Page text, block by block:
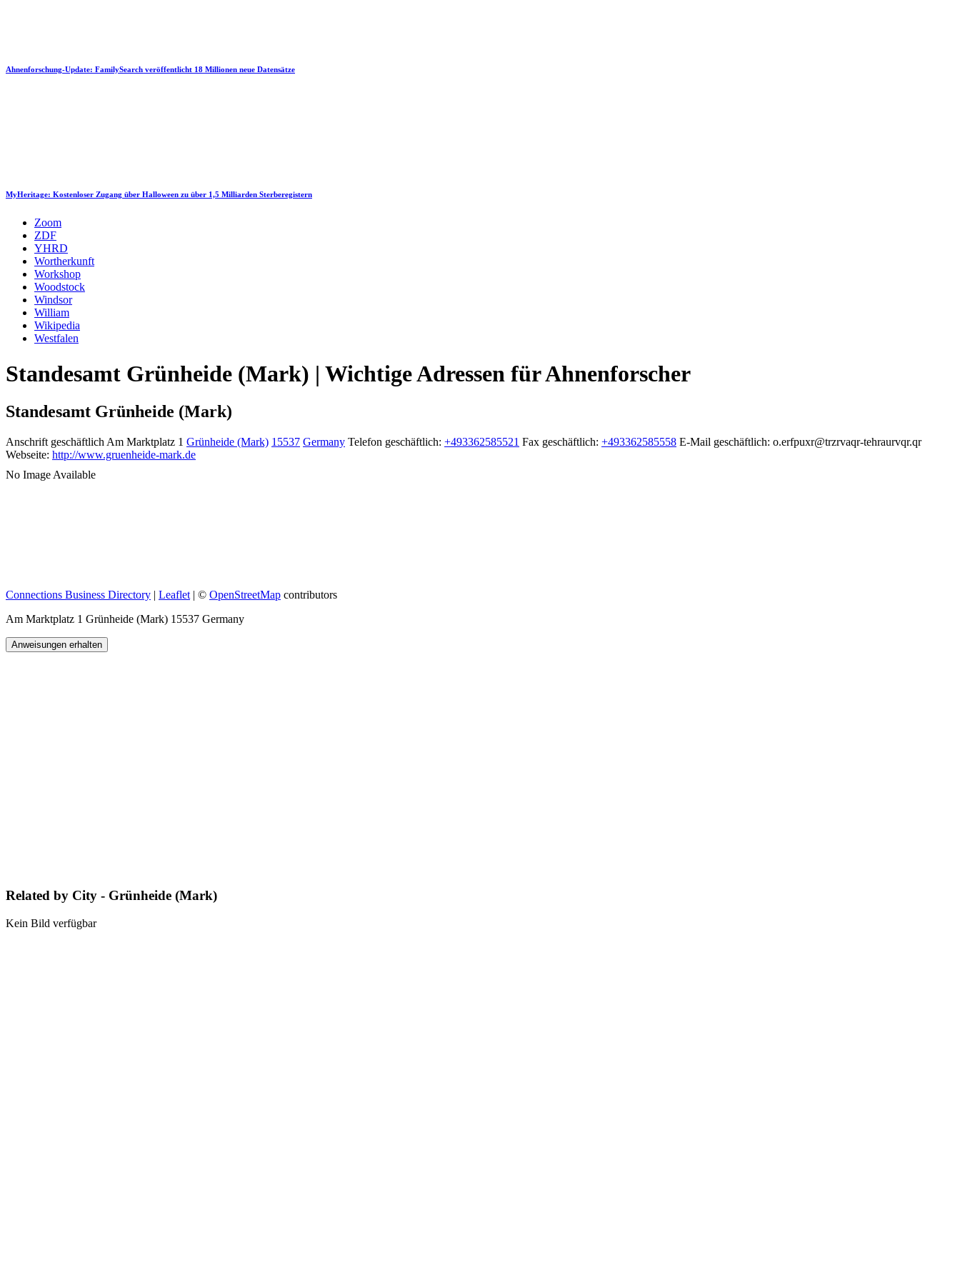
Ahnenforschung-Update: FamilySearch veröffentlicht 18 Millionen neue Datensätze
MyHeritage: Kostenloser Zugang über Halloween zu über 1,5 Milliarden Sterberegistern
Zoom
ZDF
YHRD
Wortherkunft
Workshop
Woodstock
Windsor
William
Wikipedia
Westfalen
Standesamt Grünheide (Mark) | Wichtige Adressen für Ahnenforscher
Standesamt Grünheide (Mark)
Anschrift geschäftlich Am Marktplatz 1 Grünheide (Mark) 15537 Germany Telefon geschäftlich: +493362585521 Fax geschäftlich: +493362585558 E-Mail geschäftlich: o.erfpuxr@trzrvaqr-tehraurvqr.qr
Webseite: http://www.gruenheide-mark.de
No Image Available
Connections Business Directory | Leaflet | © OpenStreetMap contributors
Am Marktplatz 1 Grünheide (Mark) 15537 Germany
Anweisungen erhalten
Related by City - Grünheide (Mark)
Kein Bild verfügbar